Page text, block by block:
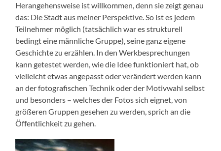
Herangehensweise ist willkommen, denn sie zeigt genau
das: Die Stadt aus meiner Perspektive. So ist es jedem
Teilnehmer möglich (tatsächlich war es strukturell
bedingt eine männliche Gruppe), seine ganz eigene
Geschichte zu erzählen. In den Werkbesprechungen
kann getestet werden, wie die Idee funktioniert hat, ob
vielleicht etwas angepasst oder verändert werden kann
an der fotografischen Technik oder der Motivwahl selbst
und besonders – welches der Fotos sich eignet, von
größeren Gruppen gesehen zu werden, sprich an die
Öffentlichkeit zu gehen.